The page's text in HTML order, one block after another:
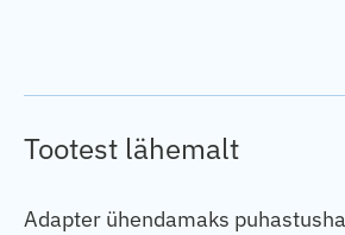
Tootest lähemalt
Adapter ühendamaks